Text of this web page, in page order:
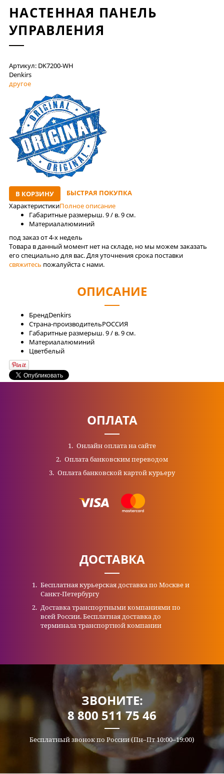
НАСТЕННАЯ ПАНЕЛЬ
УПРАВЛЕНИЯ
Артикул: DK7200-WH
Denkirs
другое
В КОРЗИНУ
БЫСТРАЯ ПОКУПКА
ХарактеристикиПолное описание
Габаритные размерыш. 9 / в. 9 см.
Материалалюминий
под заказ от 4-x недель
Товара в данный момент нет на складе, но мы можем заказать
его специально для вас. Для уточнения срока поставки
свяжитесь пожалуйста с нами.
ОПИСАНИЕ
БрендDenkirs
Страна-производительРОССИЯ
Габаритные размерыш. 9 / в. 9 см.
Материалалюминий
Цветбелый
ОПЛАТА
Онлайн оплата на сайте
Оплата банковским переводом
Оплата банковской картой курьеру
ДОСТАВКА
Бесплатная курьерская доставка по Москве и
Санкт-Петербургу
Доставка транспортными компаниями по
всей России. Бесплатная доставка до
терминала транспортной компании
ЗВОНИТЕ:
8 800 511 75 46
Бесплатный звонок по России (Пн–Пт 10:00–19:00)